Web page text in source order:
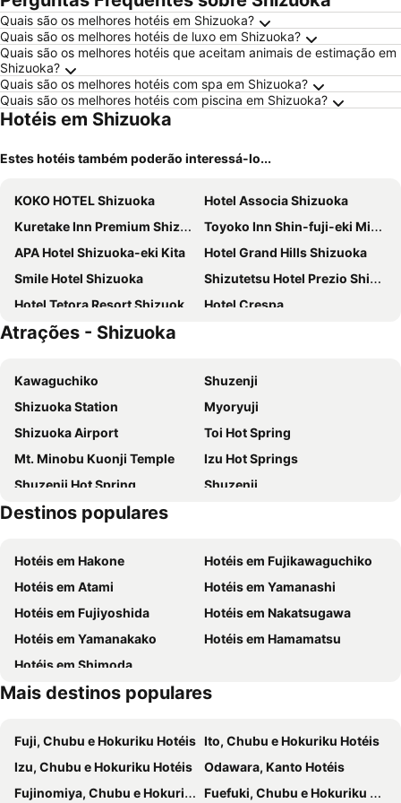
Quais são os melhores hotéis em Shizuoka?
Quais são os melhores hotéis de luxo em Shizuoka?
Quais são os melhores hotéis que aceitam animais de estimação em
Shizuoka?
Quais são os melhores hotéis com spa em Shizuoka?
Quais são os melhores hotéis com piscina em Shizuoka?
Hotéis em Shizuoka
Estes hotéis também poderão interessá-lo...
KOKO HOTEL Shizuoka
Hotel Associa Shizuoka
Kuretake Inn Premium Shizuoka Ekimae
Toyoko Inn Shin-fuji-eki Minami-guchi
APA Hotel Shizuoka-eki Kita
Hotel Grand Hills Shizuoka
Smile Hotel Shizuoka
Shizutetsu Hotel Prezio Shizuoka Ekinan
Hotel Tetora Resort Shizuoka Yaizu
Hotel Crespa
Kuretake Inn Premium Fujinomiya
Atrações - Shizuoka
Kawaguchiko
Shuzenji
Shizuoka Station
Myoryuji
Shizuoka Airport
Toi Hot Spring
Mt. Minobu Kuonji Temple
Izu Hot Springs
Shuzenji Hot Spring
Shuzenji
Destinos populares
Hotéis em Hakone
Hotéis em Fujikawaguchiko
Hotéis em Atami
Hotéis em Yamanashi
Hotéis em Fujiyoshida
Hotéis em Nakatsugawa
Hotéis em Yamanakako
Hotéis em Hamamatsu
Hotéis em Shimoda
Mais destinos populares
Fuji, Chubu e Hokuriku Hotéis Ito, Chubu e Hokuriku Hotéis
Izu, Chubu e Hokuriku Hotéis
Odawara, Kanto Hotéis
Fujinomiya, Chubu e Hokuriku Hotéis
Fuefuki, Chubu e Hokuriku Hotéis